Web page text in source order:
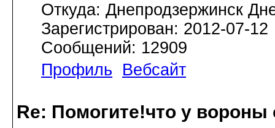
Откуда: Днепродзержинск
Зарегистрирован: 2012-07-12
Сообщений: 12909
Профиль
Вебсайт
Re: Помогите!что у